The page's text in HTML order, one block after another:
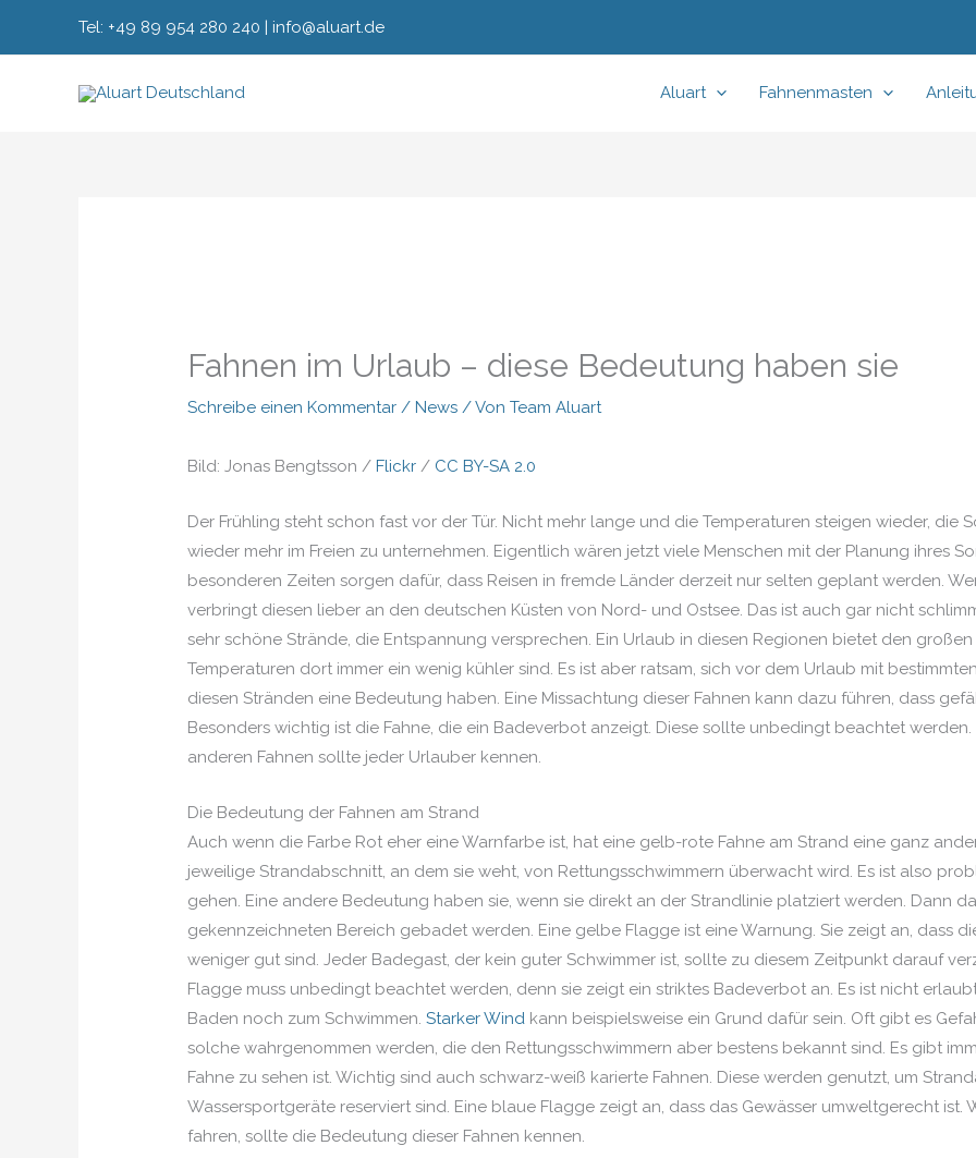
Tel: +49 89 954 280 240 | info@aluart.de
Aluart Fahnenmasten
Fahnen im Urlaub – diese Bedeutung haben sie
Schreibe einen Kommentar /News / VonTeam Aluart
Bild: Jonas Bengtsson /Flickr/ CC BY-SA 2.0
Der Frühling steht schon fast vor der Tür. Nicht mehr lange und die Temperaturen steigen wieder, die
wieder mehr im Freien zu unternehmen. Eigentlich wären jetzt viele Menschen mit der Planung ihres
besonderen Zeiten sorgen dafür, dass Reisen in fremde Länder derzeit nur selten geplant werden.
verbringt diesen lieber an den deutschen Küsten von Nord- und Ostsee. Das ist auch gar nicht
sehr schöne Strände, die Entspannung versprechen. Ein Urlaub in diesen Regionen bietet den
Temperaturen dort immer ein wenig kühler sind. Es ist aber ratsam, sich vor dem Urlaub mit
diesen Stränden eine Bedeutung haben. Eine Missachtung dieser Fahnen kann dazu führen, dass
Besonders wichtig ist die Fahne, die ein Badeverbot anzeigt. Diese sollte unbedingt beachtet
anderen Fahnen sollte jeder Urlauber kennen.
Die Bedeutung der Fahnen am Strand
Auch wenn die Farbe Rot eher eine Warnfarbe ist, hat eine gelb-rote Fahne am Strand eine ganz
jeweilige Strandabschnitt, an dem sie weht, von Rettungsschwimmern überwacht wird. Es ist also
gehen. Eine andere Bedeutung haben sie, wenn sie direkt an der Strandlinie platziert werden. Dann
gekennzeichneten Bereich gebadet werden. Eine gelbe Flagge ist eine Warnung. Sie zeigt an, dass
weniger gut sind. Jeder Badegast, der kein guter Schwimmer ist, sollte zu diesem Zeitpunkt darauf
Flagge muss unbedingt beachtet werden, denn sie zeigt ein striktes Badeverbot an. Es ist nicht
Baden noch zum Schwimmen.Starker Wind kann beispielsweise ein Grund dafür sein. Oft gibt es
solche wahrgenommen werden, die den Rettungsschwimmern aber bestens bekannt sind. Es gibt
Fahne zu sehen ist. Wichtig sind auch schwarz-weiß karierte Fahnen. Diese werden genutzt, um
Wassersportgeräte reserviert sind. Eine blaue Flagge zeigt an, dass das Gewässer umweltgerecht ist.
fahren, sollte die Bedeutung dieser Fahnen kennen.